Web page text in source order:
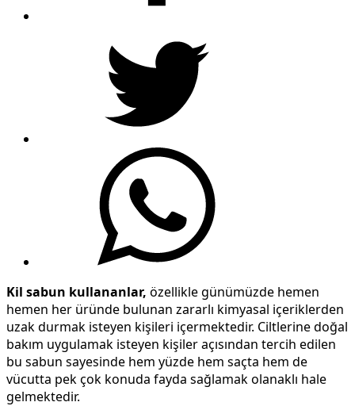
Kil sabun kullananlar, özellikle günümüzde hemen
hemen her üründe bulunan zararlı kimyasal içeriklerden
uzak durmak isteyen kişileri içermektedir. Ciltlerine doğal
bakım uygulamak isteyen kişiler açısından tercih edilen
bu sabun sayesinde hem yüzde hem saçta hem de
vücutta pek çok konuda fayda sağlamak olanaklı hale
gelmektedir.